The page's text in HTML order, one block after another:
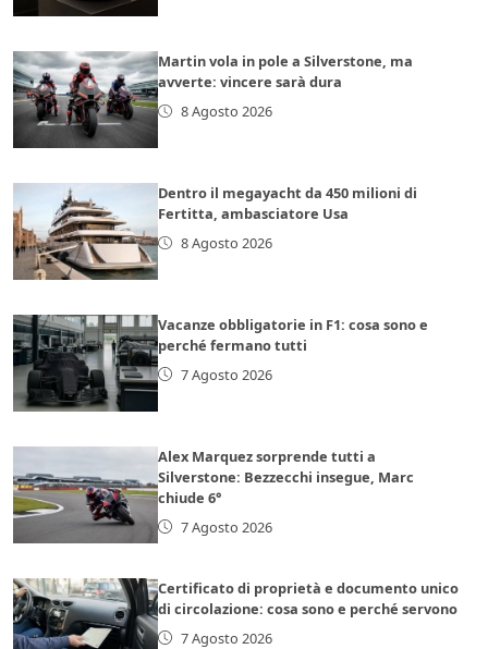
Martin vola in pole a Silverstone, ma
avverte: vincere sarà dura
8 Agosto 2026
Dentro il megayacht da 450 milioni di
Fertitta, ambasciatore Usa
8 Agosto 2026
Vacanze obbligatorie in F1: cosa sono e
perché fermano tutti
7 Agosto 2026
Alex Marquez sorprende tutti a
Silverstone: Bezzecchi insegue, Marc
chiude 6°
7 Agosto 2026
Certificato di proprietà e documento unico
di circolazione: cosa sono e perché servono
7 Agosto 2026